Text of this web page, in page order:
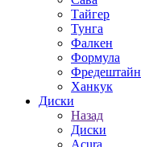
Тайгер
Тунга
Фалкен
Формула
Фредештайн
Ханкук
Диски
Назад
Диски
Acura